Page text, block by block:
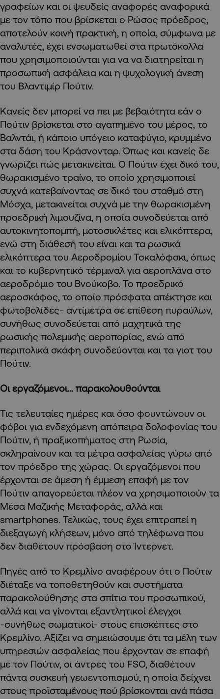
γραφείων και οι ψευδείς αναφορές αναφορικά
με τον τόπο που βρίσκεται ο Ρώσος πρόεδρος,
αποτελούν κοινή πρακτική, η οποία, σύμφωνα με
αναλυτές, έχει ενσωματωθεί στα πρωτόκολλα
που χρησιμοποιούνται για να να διατηρείται η
προσωπική ασφάλεια και η ψυχολογική άνεση
του Βλαντιμίρ Πούτιν.
Κανείς δεν μπορεί να πει με βεβαιότητα εάν ο
Πούτιν βρίσκεται στο αγαπημένο του μέρος, το
Βαλντάι, ή κάποιο υπόγειο καταφύγιο, κρυμμένο
στα δάση του Κράσνονταρ. Όπως και κανείς δε
γνωρίζει πώς μετακινείται. Ο Πούτιν έχει δικό του,
θωρακισμένο τραίνο, το οποίο χρησιμοποιεί
συχνά κατεβαίνοντας σε δικό του σταθμό στη
Μόσχα, μετακινείται συχνά με την θωρακισμένη
προεδρική λιμουζίνα, η οποία συνοδεύεται από
αυτοκινητοπομπή, μοτοσικλέτες και ελικόπτερα,
ενώ στη διάθεσή του είναι και τα ρωσικά
ελικόπτερα του Αεροδρομίου Τσκαλόφσκι, όπως
και το κυβερνητικό τέρμιναλ για αεροπλάνα στο
αεροδρόμιο του Βνούκοβο. Το προεδρικό
αεροσκάφος, το οποίο πρόσφατα απέκτησε και
φωτοβολίδες- αντίμετρα σε επίθεση πυραύλων,
συνήθως συνοδεύεται από μαχητικά της
ρωσικής πολεμικής αεροπορίας, ενώ από
περιπολικά σκάφη συνοδεύονται και τα γιοτ του
Πούτιν.
Οι εργαζόμενοι… παρακολουθούνται
Τις τελευταίες ημέρες και όσο φουντώνουν οι
φόβοι για ενδεχόμενη απόπειρα δολοφονίας του
Πούτιν, ή πραξικοπήματος στη Ρωσία,
σκληραίνουν και τα μέτρα ασφαλείας γύρω από
τον πρόεδρο της χώρας. Οι εργαζόμενοι που
έρχονται σε άμεση ή έμμεση επαφή με τον
Πούτιν απαγορεύεται πλέον να χρησιμοποιούν τα
Μέσα Μαζικής Μεταφοράς, αλλά και
smartphones. Τελικώς, τους έχει επιτραπεί η
διεξαγωγή κλήσεων, μόνο από τηλέφωνα που
δεν διαθέτουν πρόσβαση στο Ίντερνετ.
Πηγές από το Κρεμλίνο αναφέρουν ότι ο Πούτιν
διέταξε να τοποθετηθούν και συστήματα
παρακολούθησης στα σπίτια του προσωπικού,
αλλά και να γίνονται εξαντλητικοί έλεγχοι
-συνήθως σωματικοί- στους επισκέπτες στο
Κρεμλίνο. Αξίζει να σημειώσουμε ότι τα μέλη των
υπηρεσιών ασφαλείας που έρχονταν σε επαφή
με τον Πούτιν, οι άντρες του FSO, διαθέτουν
πάντα συσκευή γεωεντοπισμού, η οποία δείχνει
στους προϊσταμένους πού βρίσκονται ανά πάσα